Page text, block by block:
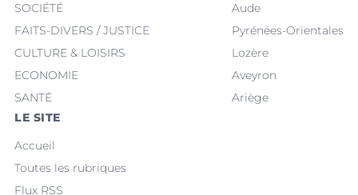
SOCIÉTÉ
FAITS-DIVERS / JUSTICE
CULTURE & LOISIRS
ECONOMIE
SANTÉ
Aude
Pyrénées-Orientales
Lozère
Aveyron
Ariège
LE SITE
Accueil
Toutes les rubriques
Flux RSS